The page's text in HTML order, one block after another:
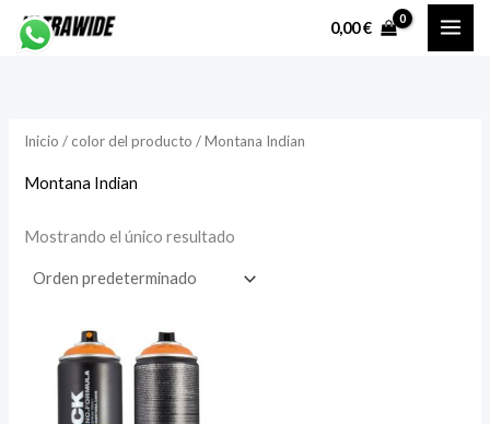
0,00€
Inicio / color del producto / Montana Indian
Montana Indian
Mostrando el único resultado